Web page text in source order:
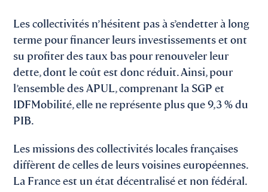
Les collectivités n’hésitent pas à s’endetter à long
terme pour financer leurs investissements et ont
su profiter des taux bas pour renouveler leur
dette, dont le coût est donc réduit. Ainsi, pour
l’ensemble des APUL, comprenant la SGP et
IDFMobilité, elle ne représente plus que 9,3 % du
PIB.
Les missions des collectivités locales françaises
diffèrent de celles de leurs voisines européennes.
La France est un état décentralisé et non fédéral.